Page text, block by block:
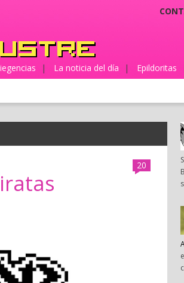
| La noticia del día | Epildoritas
20